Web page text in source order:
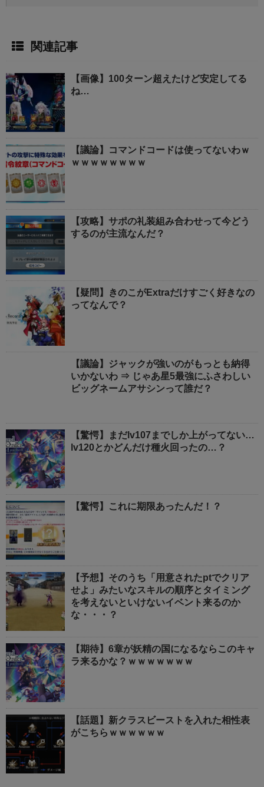
関連記事
【画像】100ターン超えたけど安定してる
ね…
【議論】コマンドコードは使ってないわｗ
ｗｗｗｗｗｗｗｗ
【攻略】サポの礼装組み合わせって今どう
するのが主流なんだ？
【疑問】きのこがExtraだけすごく好きなの
ってなんで？
【議論】ジャックが強いのがもっとも納得
いかないわ ⇒ じゃあ星5最強にふさわしい
ビッグネームアサシンって誰だ？
【驚愕】まだlv107までしか上がってない…
lv120とかどんだけ種火回ったの…？
【驚愕】これに期限あったんだ！？
【予想】そのうち「用意されたptでクリア
せよ」みたいなスキルの順序とタイミング
を考えないといけないイベント来るのか
な・・・？
【期待】6章が妖精の国になるならこのキャ
ラ来るかな？ｗｗｗｗｗｗｗ
【話題】新クラスビーストを入れた相性表
がこちらｗｗｗｗｗｗ